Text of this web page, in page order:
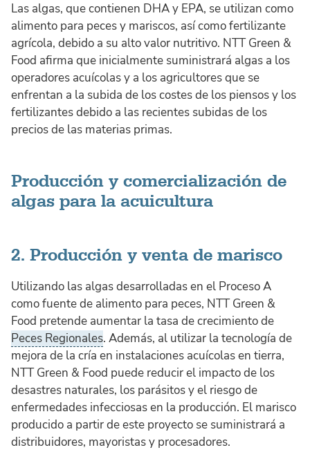
Las algas, que contienen DHA y EPA, se utilizan como
alimento para peces y mariscos, así como fertilizante
agrícola, debido a su alto valor nutritivo. NTT Green &
Food afirma que inicialmente suministrará algas a los
operadores acuícolas y a los agricultores que se
enfrentan a la subida de los costes de los piensos y los
fertilizantes debido a las recientes subidas de los
precios de las materias primas.
Producción y comercialización de
algas para la acuicultura
2. Producción y venta de marisco
Utilizando las algas desarrolladas en el Proceso A
como fuente de alimento para peces, NTT Green &
Food pretende aumentar la tasa de crecimiento de
Peces Regionales. Además, al utilizar la tecnología de
mejora de la cría en instalaciones acuícolas en tierra,
NTT Green & Food puede reducir el impacto de los
desastres naturales, los parásitos y el riesgo de
enfermedades infecciosas en la producción. El marisco
producido a partir de este proyecto se suministrará a
distribuidores, mayoristas y procesadores.